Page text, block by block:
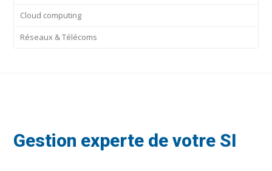
Cloud computing
Réseaux & Télécoms
Gestion experte de votre SI